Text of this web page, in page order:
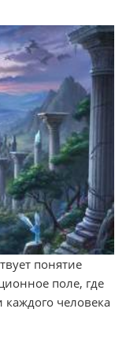
понятие
поле, где
каждого человека